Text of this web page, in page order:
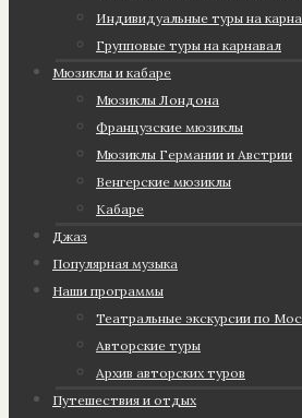
Индивидуальные туры на
Групповые туры на карнавал
Мюзиклы и кабаре
Мюзиклы Лондона
Французские мюзиклы
Мюзиклы Германии и Австрии
Венгерские мюзиклы
Кабаре
Джаз
Популярная музыка
Наши программы
Театральные экскурсии по
Авторские туры
Архив авторских туров
Путешествия и отдых